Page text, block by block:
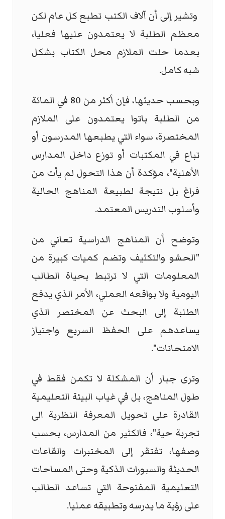
وتشير إلى أن آلاف الكتب تطبع كل عام لكن
معظم الطلبة لا يعتمدون عليها فعليا،
بعدما حلت الملازم محل الكتاب بشكل
شبه كامل.
وبحسب حديثها، فإن أكثر من 80 في المائة
من الطلبة باتوا يعتمدون على الملازم
المختصرة، سواء التي يطبعها المدرسون أو
تباع في المكتبات أو توزع داخل المدارس
الأهلية"، مؤكدة أن هذا التحول لم يأت من
فراغ بل نتيجة لطبيعة المناهج الحالية
وأسلوب التدريس المعتمد.
وتوضح أن المناهج الدراسية تعاني من
"الحشو والتكثيف وتضم كميات كبيرة من
المعلومات التي لا ترتبط بحياة الطالب
اليومية ولا بواقعه العملي، الأمر الذي يدفع
الطلبة إلى البحث عن المختصر الذي
يساعدهم على الحفظ السريع واجتياز
الامتحانات".
وترى جبار أن المشكلة لا تكمن فقط في
طول المناهج، بل في غياب البيئة التعليمية
القادرة على تحويل المعرفة النظرية الى
تجربة حية"، فالكثير من المدارس، بحسب
وصفها، تفتقر إلى المختبرات والقاعات
الحديثة والسبورات الذكية وحتى المساحات
التعليمية المفتوحة التي تساعد الطالب
على رؤية ما يدرسه وتطبيقه عمليا.